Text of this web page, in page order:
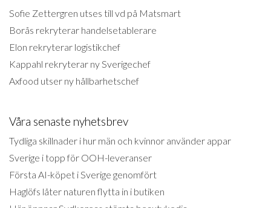
Sofie Zettergren utses till vd på Matsmart
Borås rekryterar handelsetablerare
Elon rekryterar logistikchef
Kappahl rekryterar ny Sverigechef
Axfood utser ny hållbarhetschef
Våra senaste nyhetsbrev
Tydliga skillnader i hur män och kvinnor använder appar
Sverige i topp för OOH-leveranser
Första AI-köpet i Sverige genomfört
Haglöfs låter naturen flytta in i butiken